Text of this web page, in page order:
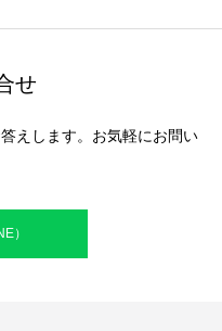
せ
えします。お気軽にお問い
）